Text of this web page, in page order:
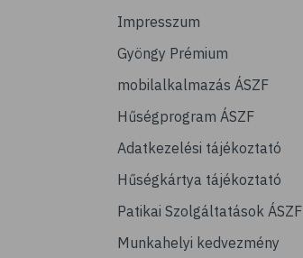
Impresszum
Gyöngy Prémium
mobilalkalmazás ÁSZF
Hűségprogram ÁSZF
Adatkezelési tájékoztató
Hűségkártya tájékoztató
Patikai Szolgáltatások ÁSZF
Munkahelyi kedvezmény